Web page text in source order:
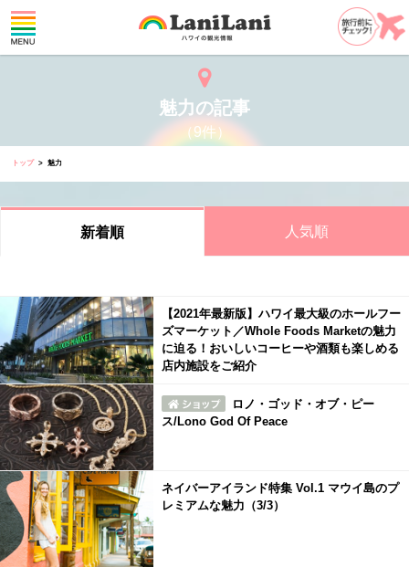
魅力の記事
（9件）
トップ 魅力
新着順 人気順
【2021年最新版】ハワイ最大級のホールフー
ズマーケット／Whole Foods Marketの魅力
に迫る！おいしいコーヒーや酒類も楽しめる
店内施設をご紹介
ロノ・ゴッド・オブ・ピー
ス/Lono God Of Peace
ネイバーアイランド特集 Vol.1 マウイ島のプ
レミアムな魅力（3/3）